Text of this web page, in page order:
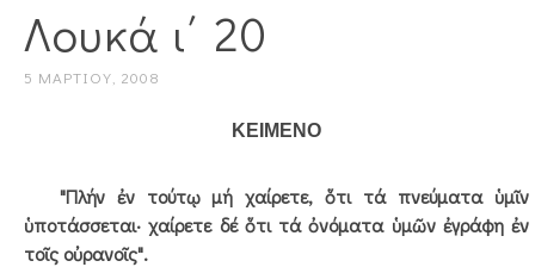
Λουκά ι΄ 20
5 ΜΑΡΤΊΟΥ, 2008
ΚΕΙΜΕΝΟ
"Πλήν ἐν τούτῳ μή χαίρετε, ὅτι τά πνεύματα ὑμῖν
ὑποτάσσεται· χαίρετε δέ ὅτι τά ὀνόματα ὑμῶν ἐγράφη ἐν
τοῖς οὐρανοῖς".